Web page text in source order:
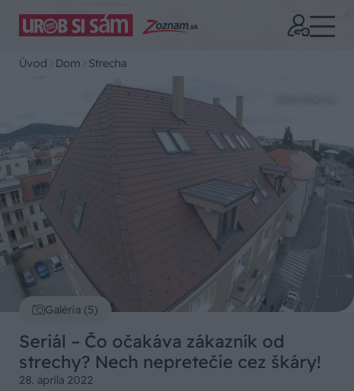
Úvod Dom Strecha
Galéria (5)
Seriál – Čo očakáva zákazník od
strechy? Nech nepretečie cez škáry!
28. apríla 2022